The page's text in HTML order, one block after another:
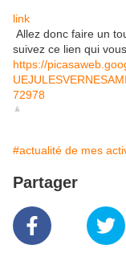
link
Allez donc faire un
suivez ce lien qui
https://
72978
#actualité de mes
Partager